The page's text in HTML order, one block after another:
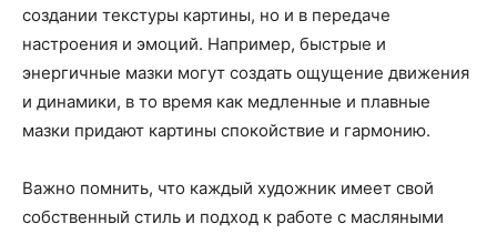
создании текстуры картины, но и в передаче
настроения и эмоций. Например, быстрые и
энергичные мазки могут создать ощущение движения
и динамики, в то время как медленные и плавные
мазки придают картины спокойствие и гармонию.
Важно помнить, что каждый художник имеет свой
собственный стиль и подход к работе с масляными